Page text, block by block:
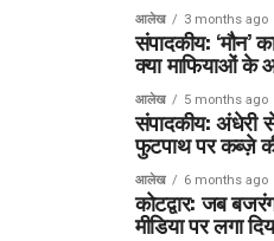
आलेख 3 months ago
संपादकीय:
क्या माफियाओं के
आलेख 5 months ago
संपादकीय: अंधेरी
फुटपाथ पर कब्ज़े
आलेख 6 months ago
कोटद्वार: जब
मीडिया पर लगा